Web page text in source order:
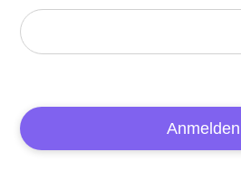
Anmelden